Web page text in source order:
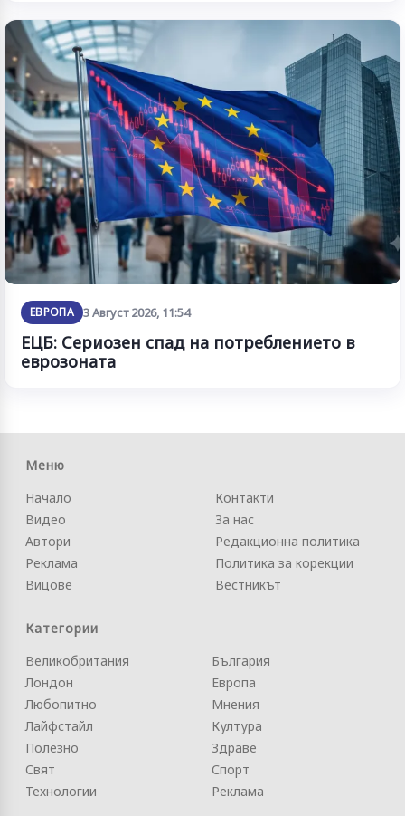
ЕВРОПА 3 Август 2026, 11:54
ЕЦБ: Сериозен спад на потреблението в
еврозоната
Меню
Начало
Видео
Автори
Реклама
Вицове
Контакти
За нас
Редакционна политика
Политика за корекции
Вестникът
Категории
Великобритания
Лондон
Любопитно
Лайфстайл
Полезно
Свят
Технологии
България
Европа
Мнения
Култура
Здраве
Спорт
Реклама